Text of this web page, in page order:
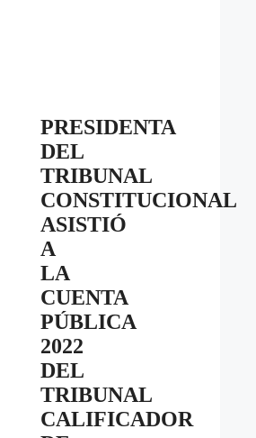
PRESIDENTA
DEL
TRIBUNAL
CONSTITUCIONAL
ASISTIÓ
A
LA
CUENTA
PÚBLICA
2022
DEL
TRIBUNAL
CALIFICADOR